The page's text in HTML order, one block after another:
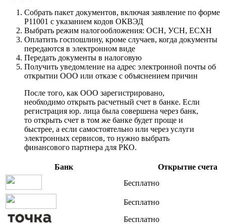
Собрать пакет документов, включая заявление по форме
Р11001 с указанием кодов ОКВЭД
Выбрать режим налогообложения: ОСН, УСН, ЕСХН
Оплатить госпошлину, кроме случаев, когда документы
передаются в электронном виде
Передать документы в налоговую
Получить уведомление на адрес электронной почты об
открытии ООО или отказе с объяснением причин
После того, как ООО зарегистрировано,
необходимо открыть расчетный счет в банке. Если
регистрация юр. лица была совершена через банк,
то открыть счет в том же банке будет проще и
быстрее, а если самостоятельно или через услуги
электронных сервисов, то нужно выбрать
финансового партнера для РКО.
Банк
Открытие счета
Бесплатно
Бесплатно
Бесплатно